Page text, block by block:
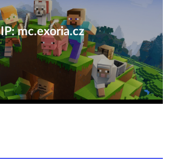
IP: mc.exoria.cz